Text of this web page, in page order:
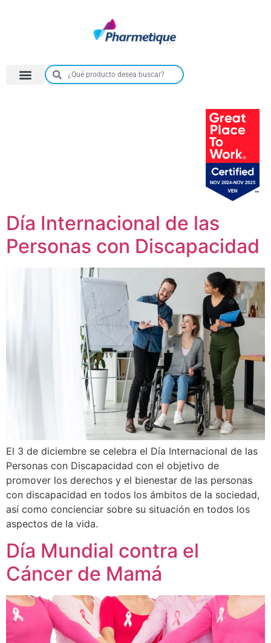
Día Internacional de las
Personas con Discapacidad
El 3 de diciembre se celebra el Día Internacional de las
Personas con Discapacidad con el objetivo de
promover los derechos y el bienestar de las personas
con discapacidad en todos los ámbitos de la sociedad,
así como concienciar sobre su situación en todos los
aspectos de la vida.
Día Mundial contra el
Cáncer de Mamá